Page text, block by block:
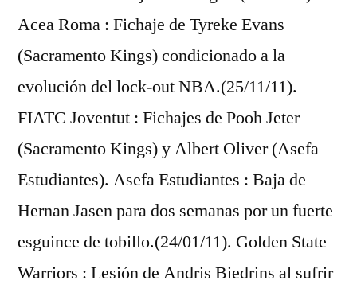
Acea Roma : Fichaje de Tyreke Evans
(Sacramento Kings) condicionado a la
evolución del lock-out NBA.(25/11/11).
FIATC Joventut : Fichajes de Pooh Jeter
(Sacramento Kings) y Albert Oliver (Asefa
Estudiantes). Asefa Estudiantes : Baja de
Hernan Jasen para dos semanas por un fuerte
esguince de tobillo.(24/01/11). Golden State
Warriors : Lesión de Andris Biedrins al sufrir